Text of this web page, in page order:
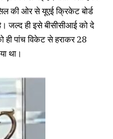
की ओर से यूएई क्रिकेट बोर्ड
जल्द ही इसे बीसीसीआई को दे
ही पांच विकेट से हराकर 28
था।